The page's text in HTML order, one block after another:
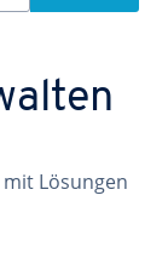
Lösungen